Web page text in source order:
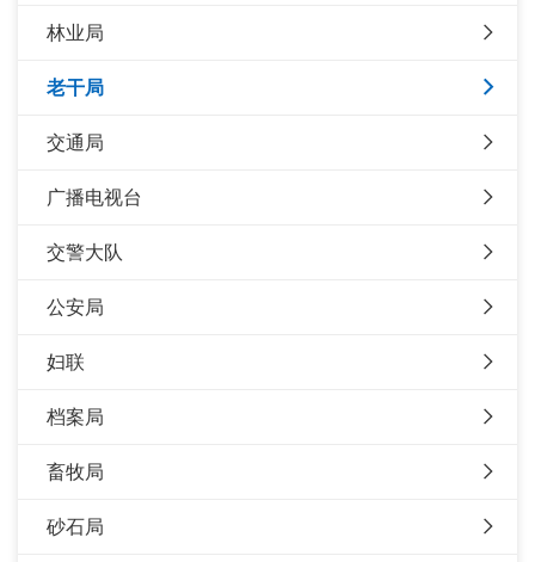
林业局
老干局
交通局
广播电视台
交警大队
公安局
妇联
档案局
畜牧局
砂石局